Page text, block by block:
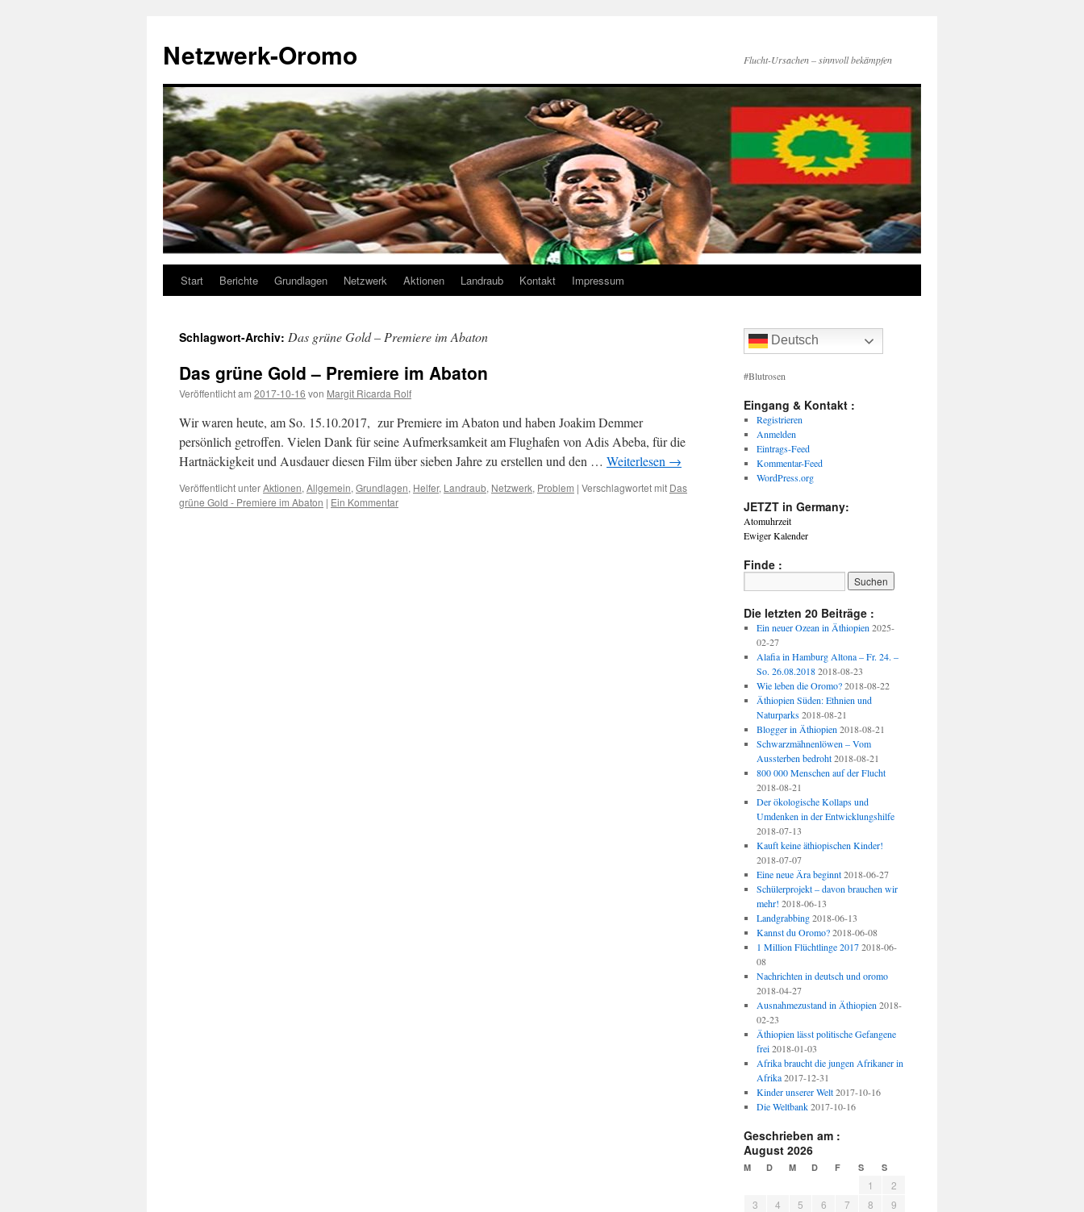
springen
Netzwerk-Oromo Flucht-Ursachen – sinnvoll bekämpfen
Start Berichte Grundlagen Netzwerk Aktionen Landraub Kontakt Impressum
Schlagwort-Archiv: Das grüne Gold – Premiere im Abaton
Das grüne Gold – Premiere im Abaton
Veröffentlicht am 2017-10-16 von Margit Ricarda Rolf
Wir waren heute, am So. 15.10.2017, zur Premiere im Abaton und haben Joakim Demmer
persönlich getroffen. Vielen Dank für seine Aufmerksamkeit am Flughafen von Adis Abeba, für die
Hartnäckigkeit und Ausdauer diesen Film über sieben Jahre zu erstellen und den … Weiterlesen →
Veröffentlicht unterAktionen, Allgemein, Grundlagen, Helfer, Landraub, Netzwerk, Problem | Verschlagwortet mit Das
grüne Gold - Premiere im Abaton | Ein Kommentar
Deutsch
#Blutrosen
Eingang & Kontakt :
Registrieren
Anmelden
Eintrags-Feed
Kommentar-Feed
WordPress.org
JETZT in Germany:
Atomuhrzeit
Ewiger Kalender
Finde :
Die letzten 20 Beiträge :
Ein neuer Ozean in Äthiopien 2025-
02-27
Alafia in Hamburg Altona – Fr. 24. –
So. 26.08.2018 2018-08-23
Wie leben die Oromo? 2018-08-22
Äthiopien Süden: Ethnien und
Naturparks 2018-08-21
Blogger in Äthiopien 2018-08-21
Schwarzmähnenlöwen – Vom
Aussterben bedroht 2018-08-21
800 000 Menschen auf der Flucht
2018-08-21
Der ökologische Kollaps und
Umdenken in der Entwicklungshilfe
2018-07-13
Kauft keine äthiopischen Kinder!
2018-07-07
Eine neue Ära beginnt 2018-06-27
Schülerprojekt – davon brauchen wir
mehr! 2018-06-13
Landgrabbing 2018-06-13
Kannst du Oromo? 2018-06-08
1 Million Flüchtlinge 2017 2018-06-
08
Nachrichten in deutsch und oromo
2018-04-27
Ausnahmezustand in Äthiopien 2018-
02-23
Äthiopien lässt politische Gefangene
frei 2018-01-03
Afrika braucht die jungen Afrikaner in
Afrika 2017-12-31
Kinder unserer Welt 2017-10-16
Die Weltbank 2017-10-16
Geschrieben am :
August 2026
M D M D F S S
1
2
3
4 5 6 7 8
9